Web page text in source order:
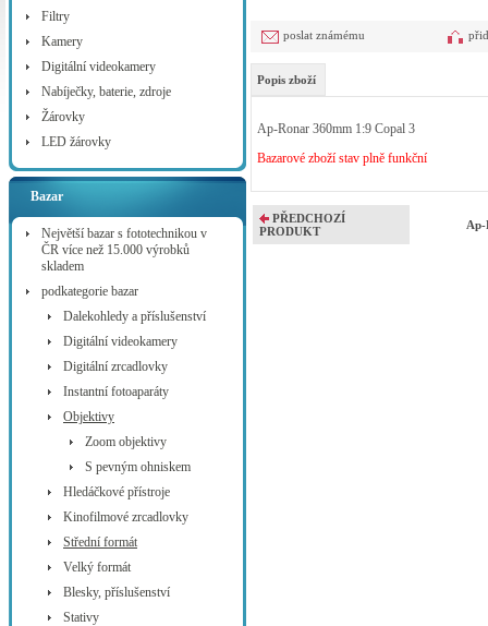
Filtry
Kamery
Digitální videokamery
Nabíječky, baterie, zdroje
Žárovky
LED žárovky
Bazar
Největší bazar s fototechnikou v
ČR více než 15.000 výrobků
skladem
podkategorie bazar
Dalekohledy a příslušenství
Digitální videokamery
Digitální zrcadlovky
Instantní fotoaparáty
Objektivy
Zoom objektivy
S pevným ohniskem
Hledáčkové přístroje
Kinofilmové zrcadlovky
Střední formát
Velký formát
Blesky, příslušenství
Stativy
poslat známému
Popis zboží
Ap-Ronar 360mm 1:9 Copal 3
Bazarové zboží stav plně funkční
PŘEDCHOZÍ
PRODUKT